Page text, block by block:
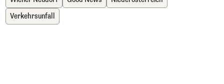
Verkehrsunfall